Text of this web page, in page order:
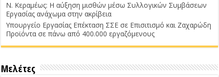
Ν. Κεραμέως: Η αύξηση μισθών μέσω Συλλογικών Συμβάσεων
Εργασίας ανάχωμα στην ακρίβεια
Υπουργείο Εργασίας Επέκταση ΣΣΕ σε Επισιτισμό και Ζαχαρώδη
Προϊόντα σε πάνω από 400.000 εργαζόμενους
Μελέτες